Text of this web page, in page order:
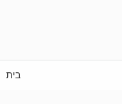
בית